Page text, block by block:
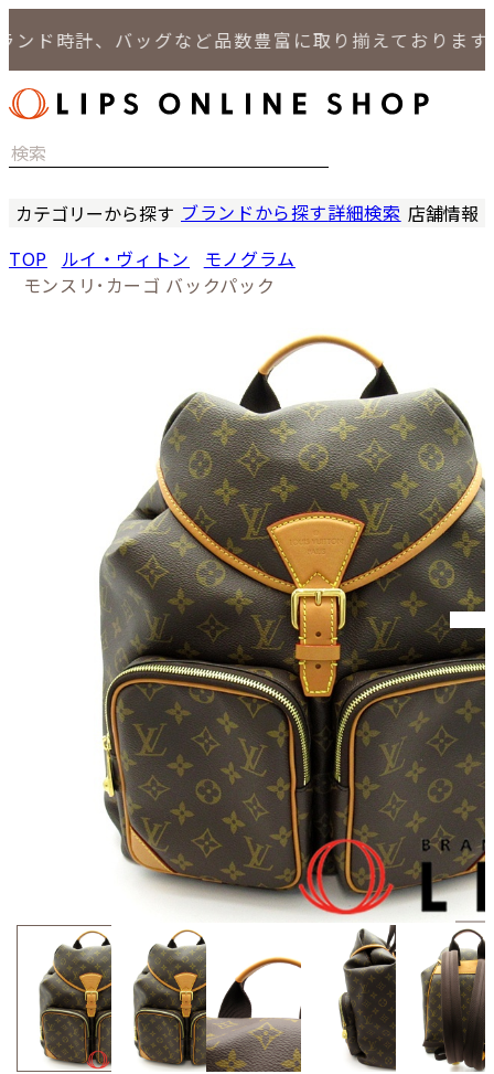
時計、バッグなど品数豊富に取り揃えております。
カテゴリーから探す
バッグ
小物
ブランドから探す詳細検索 店舗情報
TOP ルイ・ヴィトン
モノグラム
モンスリ･カーゴ バックパック